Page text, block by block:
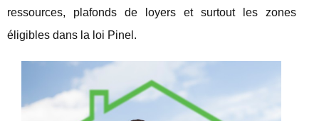
ressources, plafonds de loyers et surtout les zones
éligibles dans la loi Pinel.